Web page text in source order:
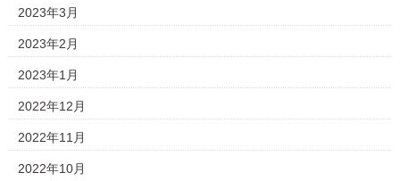
2023年3月
2023年2月
2023年1月
2022年12月
2022年11月
2022年10月